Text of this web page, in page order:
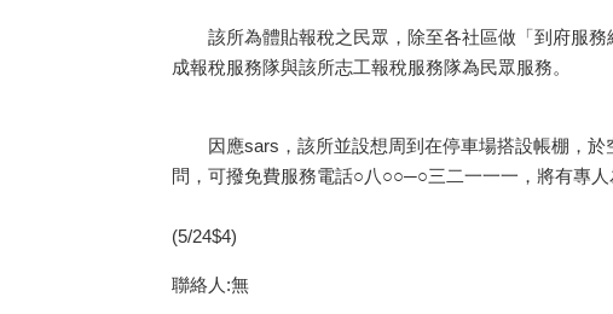
該所為體貼報稅之民眾，除至各社區做「到府服務
成報稅服務隊與該所志工報稅服務隊為民眾服務。
因應sars，該所並設想周到在停車場搭設帳棚，於
問，可撥免費服務電話○八○○─○三二一一一，將有專人
(5/24$4)
聯絡人:無